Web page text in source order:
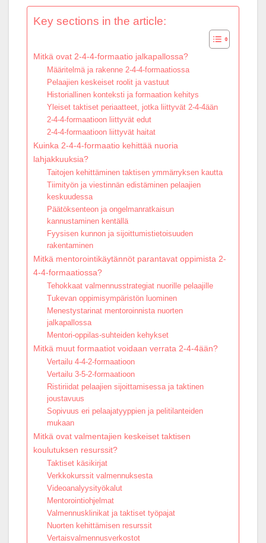
Key sections in the article:
Mitkä ovat 2-4-4-formaatio jalkapallossa?
Määritelmä ja rakenne 2-4-4-formaatiossa
Pelaajien keskeiset roolit ja vastuut
Historiallinen konteksti ja formaation kehitys
Yleiset taktiset periaatteet, jotka liittyvät 2-4-4ään
2-4-4-formaatioon liittyvät edut
2-4-4-formaatioon liittyvät haitat
Kuinka 2-4-4-formaatio kehittää nuoria
lahjakkuuksia?
Taitojen kehittäminen taktisen ymmärryksen kautta
Tiimityön ja viestinnän edistäminen pelaajien
keskuudessa
Päätöksenteon ja ongelmanratkaisun
kannustaminen kentällä
Fyysisen kunnon ja sijoittumistietoisuuden
rakentaminen
Mitkä mentorointikäytännöt parantavat oppimista 2-
4-4-formaatiossa?
Tehokkaat valmennusstrategiat nuorille pelaajille
Tukevan oppimisympäristön luominen
Menestystarinat mentoroinnista nuorten
jalkapallossa
Mentori-oppilas-suhteiden kehykset
Mitkä muut formaatiot voidaan verrata 2-4-4ään?
Vertailu 4-4-2-formaatioon
Vertailu 3-5-2-formaatioon
Ristiriidat pelaajien sijoittamisessa ja taktinen
joustavuus
Sopivuus eri pelaajatyyppien ja pelitilanteiden
mukaan
Mitkä ovat valmentajien keskeiset taktisen
koulutuksen resurssit?
Taktiset käsikirjat
Verkkokurssit valmennuksesta
Videoanalyysityökalut
Mentorointiohjelmat
Valmennusklinikat ja taktiset työpajat
Nuorten kehittämisen resurssit
Vertaisvalmennusverkostot